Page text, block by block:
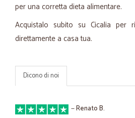
per una corretta dieta alimentare.
Acquistalo subito su Cicalia per
direttamente a casa tua.
Dicono di noi
—Renato B.